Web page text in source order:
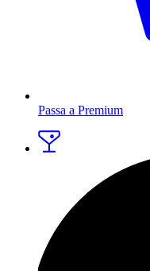
Passa a Premium